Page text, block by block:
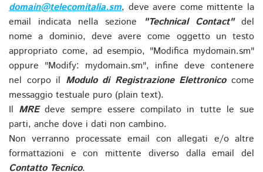
domain@telecomitalia.sm, deve avere come mittente la
email indicata nella sezione
"Technical Contact"del
nome a dominio, deve avere come oggetto un testo
appropriato come, ad esempio, "Modifica mydomain.sm"
oppure "Modify: mydomain.sm", infine deve contenere
nel corpo il Modulo di Registrazione Elettronicocome
messaggio testuale puro (plain text).
Il MREdeve sempre essere compilato in tutte le sue
parti, anche dove i dati non cambino.
Non verranno processate email con allegati e/o altre
formattazioni e con mittente diverso dalla email del
Contatto Tecnico.